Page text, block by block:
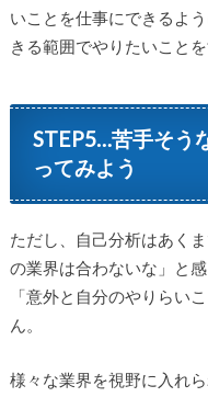
いことを仕事にできるよ
きる範囲でやりたいこと
STEP5…苦手そう
ってみよう
ただし、自己分析はあく
の業界は合わないな」と
「意外と自分のやりらい
ん。
様々な業界を視野に入れ